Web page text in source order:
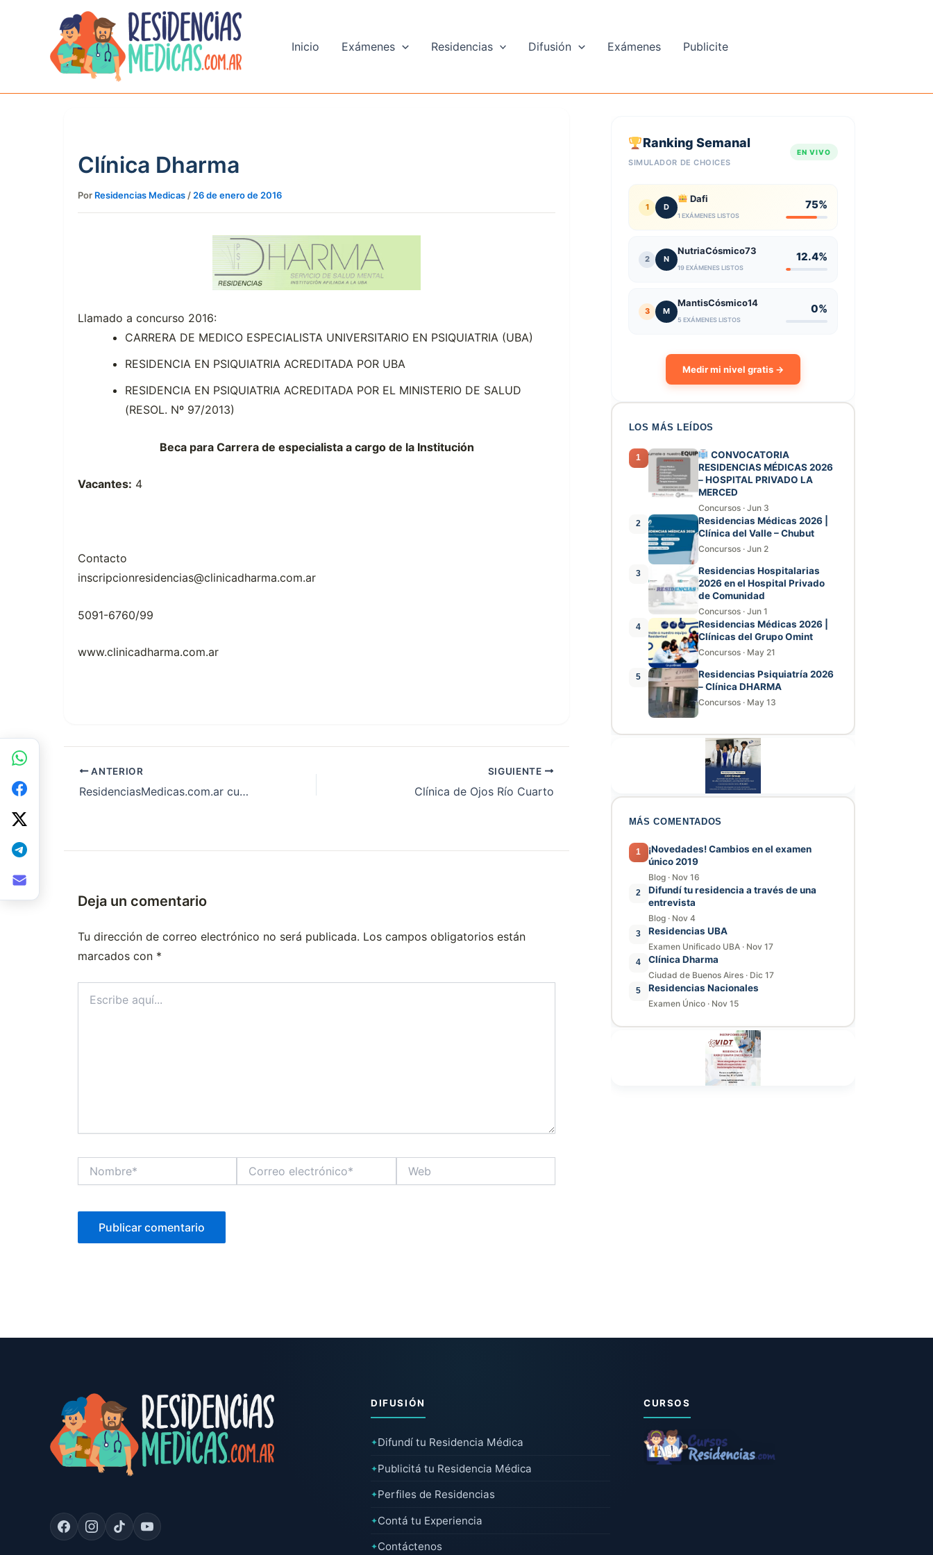
Inicio Exámenes Residencias Difusión Exámenes Publicite
Clínica Dharma
Por Residencias Medicas / 26 de enero de 2016
Llamado a concurso 2016:
CARRERA DE MEDICO ESPECIALISTA UNIVERSITARIO EN PSIQUIATRIA (UBA)
RESIDENCIA EN PSIQUIATRIA ACREDITADA POR UBA
RESIDENCIA EN PSIQUIATRIA ACREDITADA POR EL MINISTERIO DE SALUD
(RESOL. Nº 97/2013)
Beca para Carrera de especialista a cargo de la Institución
Vacantes: 4
Contacto
inscripcionresidencias@clinicadharma.com.ar
5091-6760/99
www.clinicadharma.com.ar
ANTERIOR
ResidenciasMedicas.com.ar cumple 6 años
SIGUIENTE
Clínica de Ojos Río Cuarto
Deja un comentario
Tu dirección de correo electrónico no será publicada. Los campos obligatorios están
marcados con *
aquí...
electrónico*
Ranking Semanal
SIMULADOR DE CHOICES
EN VIVO
1 D
Dafi
1 EXÁMENES LISTOS
75%
2 N
NutriaCósmico73
19 EXÁMENES LISTOS
12.4%
3 M
MantisCósmico14
5 EXÁMENES LISTOS
0%
Medir mi nivel gratis →
LOS MÁS LEÍDOS
1
CONVOCATORIA
RESIDENCIAS MÉDICAS 2026
– HOSPITAL PRIVADO LA
MERCED
Concursos · Jun 3
2
Residencias Médicas 2026 |
Clínica del Valle – Chubut
Concursos · Jun 2
3
Residencias Hospitalarias
2026 en el Hospital Privado
de Comunidad
Concursos · Jun 1
4
Residencias Médicas 2026 |
Clínicas del Grupo Omint
Concursos · May 21
5
Residencias Psiquiatría 2026
– Clínica DHARMA
Concursos · May 13
MÁS COMENTADOS
1
¡Novedades! Cambios en el examen
único 2019
Blog · Nov 16
2
Difundí tu residencia a través de una
entrevista
Blog · Nov 4
3 Residencias UBA
Examen Unificado UBA · Nov 17
4 Clínica Dharma
Ciudad de Buenos Aires · Dic 17
5 Residencias Nacionales
Examen Único · Nov 15
DIFUSIÓN
✦Difundí tu Residencia Médica
✦Publicitá tu Residencia Médica
✦Perfiles de Residencias
✦Contá tu Experiencia
✦Contáctenos
CURSOS